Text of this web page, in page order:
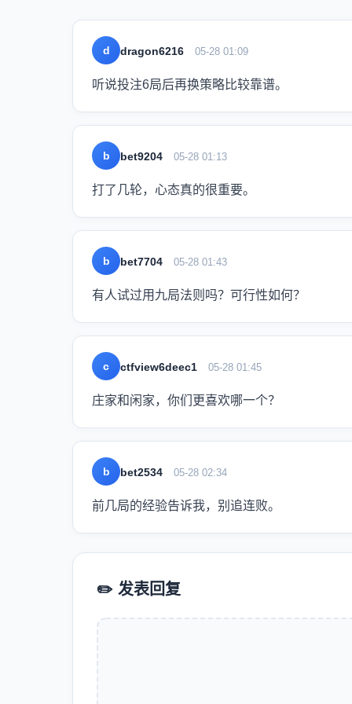
d dragon6216 05-28 01:09
听说投注6局后再换策略比较靠谱。
b bet9204 05-28 01:13
打了几轮，心态真的很重要。
b bet7704 05-28 01:43
有人试过用九局法则吗？可行性如何？
c ctfview6deec1 05-28 01:45
庄家和闲家，你们更喜欢哪一个？
b bet2534 05-28 02:34
前几局的经验告诉我，别追连败。
✏️ 发表回复